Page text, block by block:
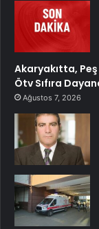
Akaryakıtta,
Ötv Sıfıra
Ağustos 7, 2026